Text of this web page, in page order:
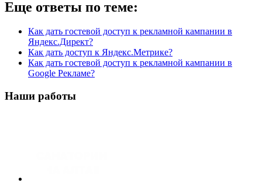
Еще ответы по теме:
Как дать гостевой доступ к рекламной кампании в
Яндекс.Директ?
Как дать доступ к Яндекс.Метрике?
Как дать гостевой доступ к рекламной кампании в
Google Рекламе?
Наши работы